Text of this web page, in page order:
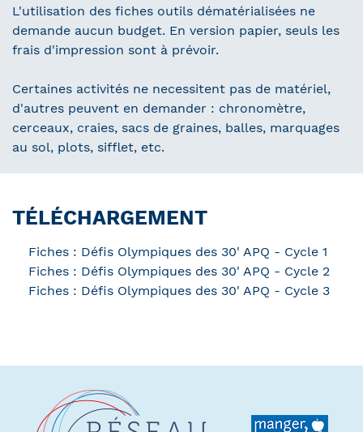
L'utilisation des fiches outils dématérialisées ne
demande aucun budget. En version papier, seuls les
frais d'impression sont à prévoir.
Certaines activités ne necessitent pas de matériel,
d'autres peuvent en demander : chronomètre,
cerceaux, craies, sacs de graines, balles, marquages
au sol, plots, sifflet, etc.
TÉLÉCHARGEMENT
Fiches : Défis Olympiques des 30' APQ - Cycle 1
Fiches : Défis Olympiques des 30' APQ - Cycle 2
Fiches : Défis Olympiques des 30' APQ - Cycle 3